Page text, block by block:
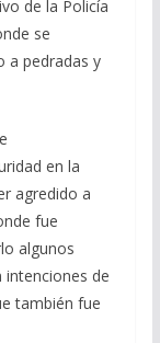
de la Policía
se
a pedradas y
en la
agredido a
fue
algunos
de
también fue